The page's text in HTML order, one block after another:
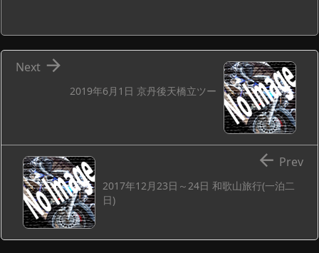
2019年6月1日 京丹後天橋立ツー

Next
2017年12月23日～24日 和歌山旅行(一泊二
日)
 Prev